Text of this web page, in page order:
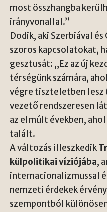
most összhangba
irányvonallal.”
Dodik, aki Szerbiával
szoros kapcsolatokat,
gesztusát: „Ez az új
térségünk számára,
végre tiszteletben lesz
vezető rendszeresen
az elmúlt években,
talált.
A változás illeszkedik
külpolitikai víziójába,
internacionalizmussal
nemzeti érdekek
szempontból